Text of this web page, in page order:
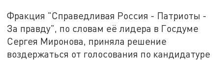
Фракция "Справедливая Россия - Патриоты -
За правду", по словам её лидера в Госдуме
Сергея Миронова, приняла решение
воздержаться от голосования по кандидатуре